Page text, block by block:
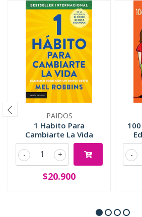
PAIDOS
1 Habito Para
Cambiarte La Vida
+
-
$20.900
-